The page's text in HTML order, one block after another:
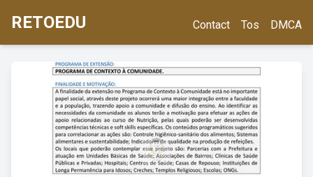
RETOEDU Contact Tos DMCA